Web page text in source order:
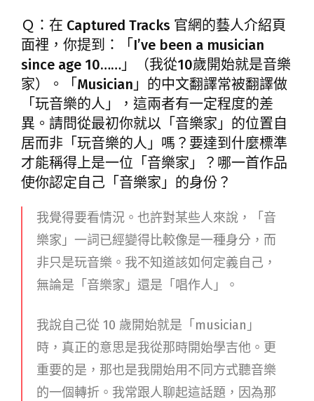
Ｑ：在 Captured Tracks 官網的藝人介紹頁
面裡，你提到：「I’ve been a musician
since age 10……」（我從10歲開始就是音樂
家）。「Musician」的中文翻譯常被翻譯做
「玩音樂的人」，這兩者有一定程度的差
異。請問從最初你就以「音樂家」的位置自
居而非「玩音樂的人」嗎？要達到什麼標準
才能稱得上是一位「音樂家」？哪一首作品
使你認定自己「音樂家」的身份？
我覺得要看情況。也許對某些人來說，「音
樂家」一詞已經變得比較像是一種身分，而
非只是玩音樂。我不知道該如何定義自己，
無論是「音樂家」還是「唱作人」。
我說自己從 10 歲開始就是「musician」
時，真正的意思是我從那時開始學吉他。更
重要的是，那也是我開始用不同方式聽音樂
的一個轉折。我常跟人聊起這話題，因為那